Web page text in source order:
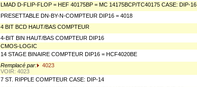
LMAD D-FLIP-FLOP = HEF 40175BP = MC 14175BCP/TC40175 CASE: DIP-16
PRESETTABLE DN-BY-N-COMPTEUR DIP16 = 4018
4 BIT BCD HAUT/BAS COMPTEUR
4-BIT BIN HAUT/BAS COMPTEUR DIP16
CMOS-LOGIC
14 STAGE BINAIRE COMPTEUR DIP16 = HCF4020BE
Remplacé par:
4023
VOIR: 4023
7 ST. RIPPLE COMPTEUR CASE: DIP-14